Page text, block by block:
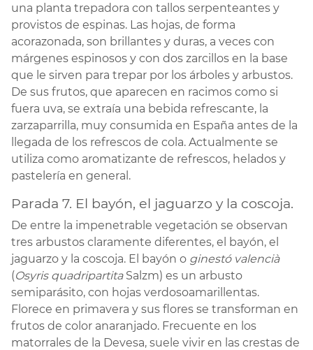
una planta trepadora con tallos serpenteantes y
provistos de espinas. Las hojas, de forma
acorazonada, son brillantes y duras, a veces con
márgenes espinosos y con dos zarcillos en la base
que le sirven para trepar por los árboles y arbustos.
De sus frutos, que aparecen en racimos como si
fuera uva, se extraía una bebida refrescante, la
zarzaparrilla, muy consumida en España antes de la
llegada de los refrescos de cola. Actualmente se
utiliza como aromatizante de refrescos, helados y
pastelería en general.
Parada 7. El bayón, el jaguarzo y la coscoja.
De entre la impenetrable vegetación se observan
tres arbustos claramente diferentes, el bayón, el
jaguarzo y la coscoja. El bayón o ginestó valencià
(Osyris quadripartitaSalzm) es un arbusto
semiparásito, con hojas verdosoamarillentas.
Florece en primavera y sus flores se transforman en
frutos de color anaranjado. Frecuente en los
matorrales de la Devesa, suele vivir en las crestas de